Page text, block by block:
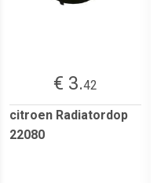
€ 3.42
citroen Radiatordop
22080